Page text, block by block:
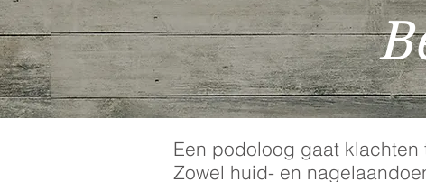
Een podoloog gaat
​Zowel huid- en